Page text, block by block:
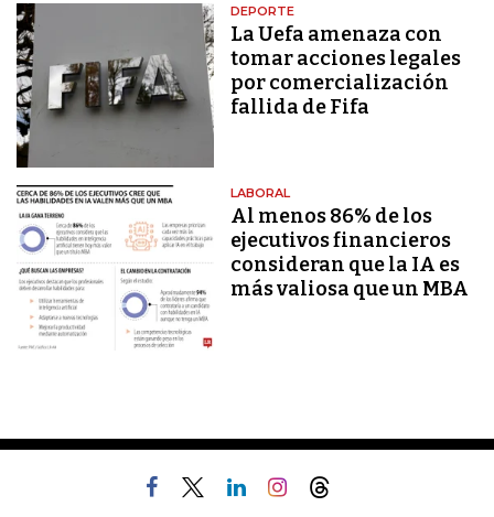
DEPORTE
La Uefa amenaza con
tomar acciones legales
por comercialización
fallida de Fifa
LABORAL
Al menos 86% de los
ejecutivos financieros
consideran que la IA es
más valiosa que un MBA